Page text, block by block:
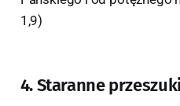
1,9)
4. Staranne